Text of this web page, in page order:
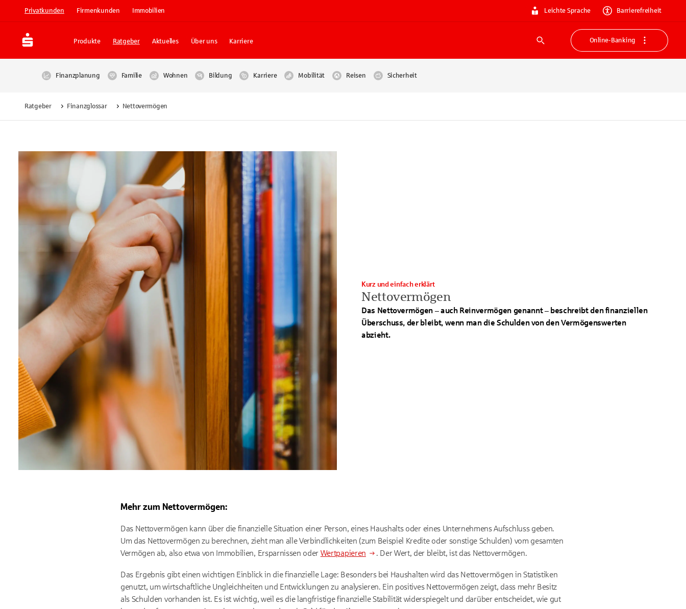
Privatkunden Firmenkunden Immobilien Leichte Sprache Barrierefreiheit
Produkte Ratgeber Aktuelles Über uns Karriere
Suche
Online-Banking
Finanzplanung Familie Wohnen Bildung Karriere Mobilität Reisen Sicherheit
Ratgeber Finanzglossar Nettovermögen
Nettovermögen
Kurz und einfach erklärt
Das Nettovermögen – auch Reinvermögen genannt – beschreibt den finanziellen
Überschuss, der bleibt, wenn man die Schulden von den Vermögenswerten
abzieht.
Mehr zum Nettovermögen:
Das Nettovermögen kann über die finanzielle Situation einer Person, eines Haushalts oder eines Unternehmens Aufschluss geben.
Um das Nettovermögen zu berechnen, zieht man alle Verbindlichkeiten (zum Beispiel Kredite oder sonstige Schulden) vom gesamten
Vermögen ab, also etwa von Immobilien, Ersparnissen oder Wertpapieren . Der Wert, der bleibt, ist das Nettovermögen.
Das Ergebnis gibt einen wichtigen Einblick in die finanzielle Lage: Besonders bei Haushalten wird das Nettovermögen in Statistiken
genutzt, um wirtschaftliche Ungleichheiten und Entwicklungen zu analysieren. Ein positives Nettovermögen zeigt, dass mehr Besitz
als Schulden vorhanden ist. Es ist wichtig, weil es die langfristige finanzielle Stabilität widerspiegelt und darüber entscheidet, wie gut